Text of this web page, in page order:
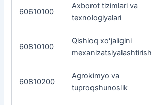
60610100
Axborot tizimlari va
texnologiyalari
60810100
Qishloq xoʻjaligini
mexanizatsiyalashtirish
60810200
Agrokimyo va
tuproqshunoslik